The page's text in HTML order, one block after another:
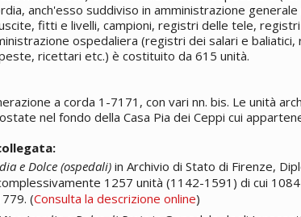
anch'esso suddiviso in amministrazione
fitti e livelli, campioni, registri delle tele,
ospedaliera (registri dei salari e
ricettari etc.) è costituito da 615 unità.
a corda 1-7171, con vari nn. bis. Le unità
nel fondo della Casa Pia dei Ceppi cui
e Dolce (ospedali) in Archivio di Stato di Firenze,
1257 unità (1142-1591) di cui
(Consulta la descrizione online)